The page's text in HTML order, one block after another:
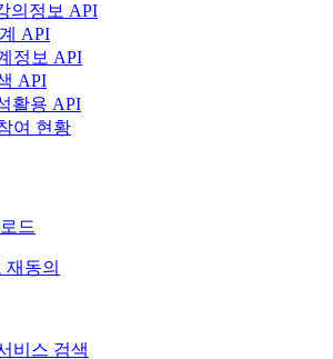
의정보 API
API
정보 API
API
활용 API
여 현황
드
재동의
비스 검색